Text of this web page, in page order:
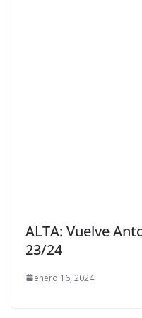
ALTA: Vuelve
23/24
enero 16, 2024